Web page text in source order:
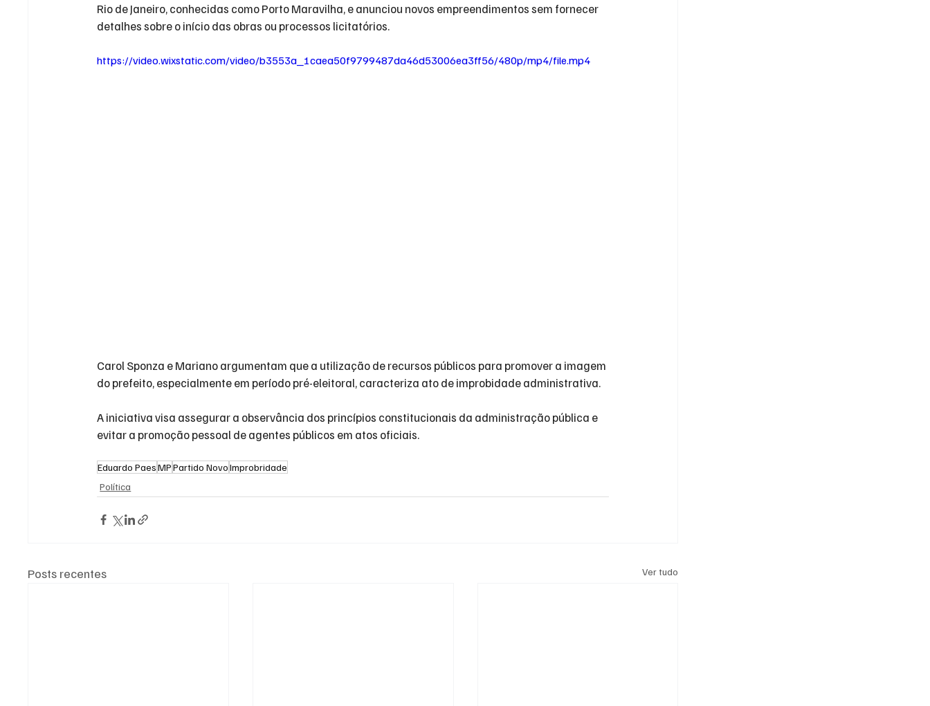
Rio de Janeiro, conhecidas como Porto Maravilha, e anunciou novos empreendimentos sem fornecer
detalhes sobre o início das obras ou processos licitatórios.
https://video.wixstatic.com/video/b3553a_1caea50f9799487da46d53006ea3ff56/480p/mp4/file.mp4
Carol Sponza e Mariano argumentam que a utilização de recursos públicos para promover a imagem
do prefeito, especialmente em período pré-eleitoral, caracteriza ato de improbidade administrativa.
A iniciativa visa assegurar a observância dos princípios constitucionais da administração pública e
evitar a promoção pessoal de agentes públicos em atos oficiais.
Eduardo PaesMPPartido NovoImprobridade
Política
Posts recentes Ver tudo